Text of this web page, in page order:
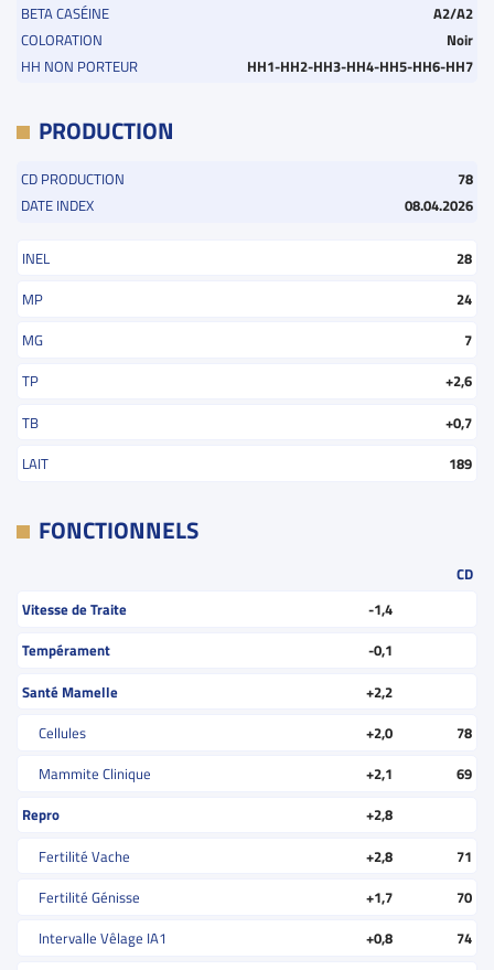
BETA CASÉINE
A2/A2
COLORATION
Noir
HH NON PORTEUR
HH1-HH2-HH3-HH4-HH5-HH6-HH7
PRODUCTION
CD PRODUCTION
78
DATE INDEX
08.04.2026
INEL
28
MP
24
MG
7
TP
+2,6
TB
+0,7
LAIT
189
FONCTIONNELS
CD
Vitesse de Traite
-1,4
Tempérament
-0,1
Santé Mamelle
+2,2
Cellules
+2,0
78
Mammite Clinique
+2,1
69
Repro
+2,8
Fertilité Vache
+2,8
71
Fertilité Génisse
+1,7
70
Intervalle Vêlage IA1
+0,8
74